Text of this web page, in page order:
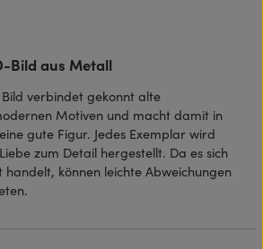
Bild aus Metall
verbindet gekonnt alte
Motiven und macht damit in
gute Figur. Jedes Exemplar wird
zum Detail hergestellt. Da es sich
können leichte Abweichungen